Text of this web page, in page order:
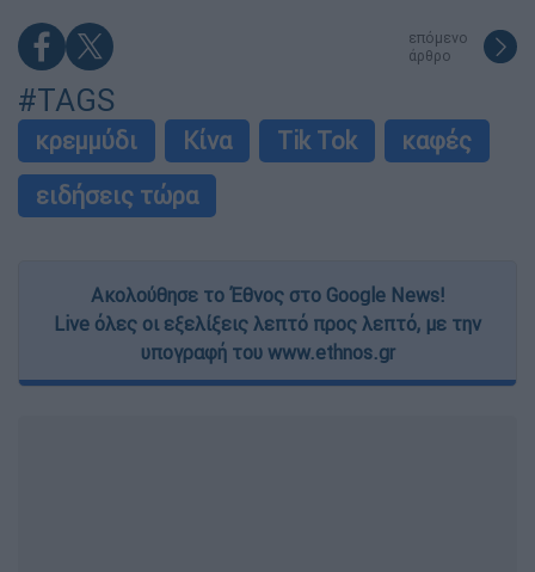
επόμενο
άρθρο
#TAGS
κρεμμύδι Κίνα Tik Tok
καφές
ειδήσεις τώρα
Ακολούθησε το Έθνος στο Google News!
Live όλες οι εξελίξεις λεπτό προς λεπτό, με την
υπογραφή του www.ethnos.gr